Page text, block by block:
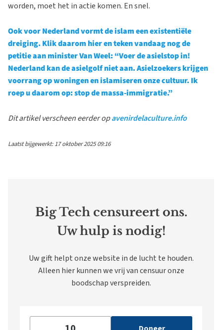
worden, moet het in actie komen. En snel.
Ook voor Nederland vormt de islam een existentiële
dreiging. Klik daarom hier en teken vandaag nog de
petitie aan minister Van Weel: “Voer de asielstop in!
Nederland kan de asielgolf niet aan. Asielzoekers krijgen
voorrang op woningen en islamiseren onze cultuur. Ik
roep u daarom op: stop de massa-immigratie.”
Dit artikel verscheen eerder opavenirdelaculture.info
Laatst bijgewerkt: 17 oktober 2025 09:16
Big Tech censureert ons.
Uw hulp is nodig!
Uw gift helpt onze website in de lucht te houden.
Alleen hier kunnen we vrij van censuur onze
boodschap verspreiden.